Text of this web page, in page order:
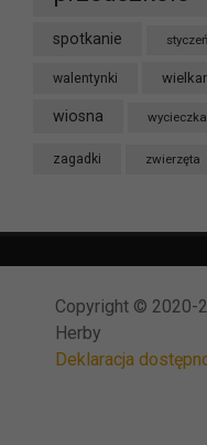
spotkanie styczeń
walentynki
wiosna wycieczka
zagadki zwierzęta
Copyright © 2020-
Herby
Deklaracja